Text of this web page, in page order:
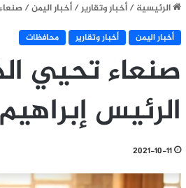
الرئيسية/أخبار وتقارير/أخبار اليمن/صنعاء تحيي
أخبار اليمن أخبار وتقارير محافظات
الرئيس
2021-10-11